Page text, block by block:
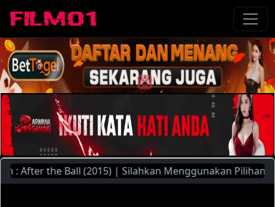
After the Ball (2015) | Silahkan Menggunakan Pilihan